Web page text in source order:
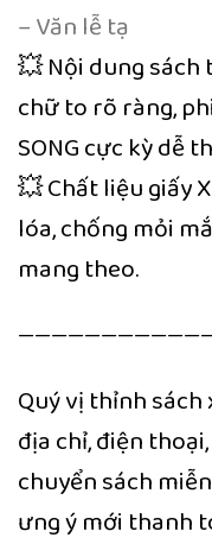
– Văn lễ tạ
💥 Nội dung sách
chữ to rõ ràng,
SONG cực kỳ dễ
💥 Chất liệu giấy
lóa, chống mỏi
mang theo.
Quý vị thỉnh sách
địa chỉ, điện
chuyển sách
ưng ý mới thanh